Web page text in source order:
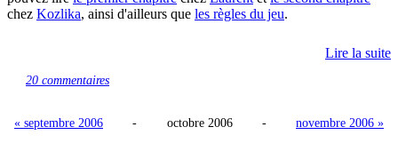
chez Kozlika, ainsi d'ailleurs que les règles du jeu.
Lire la suite
20 commentaires
« septembre 2006 - octobre 2006 - novembre 2006 »